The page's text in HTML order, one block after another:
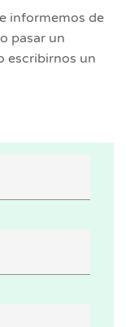
informemos de
pasar un
escribirnos un